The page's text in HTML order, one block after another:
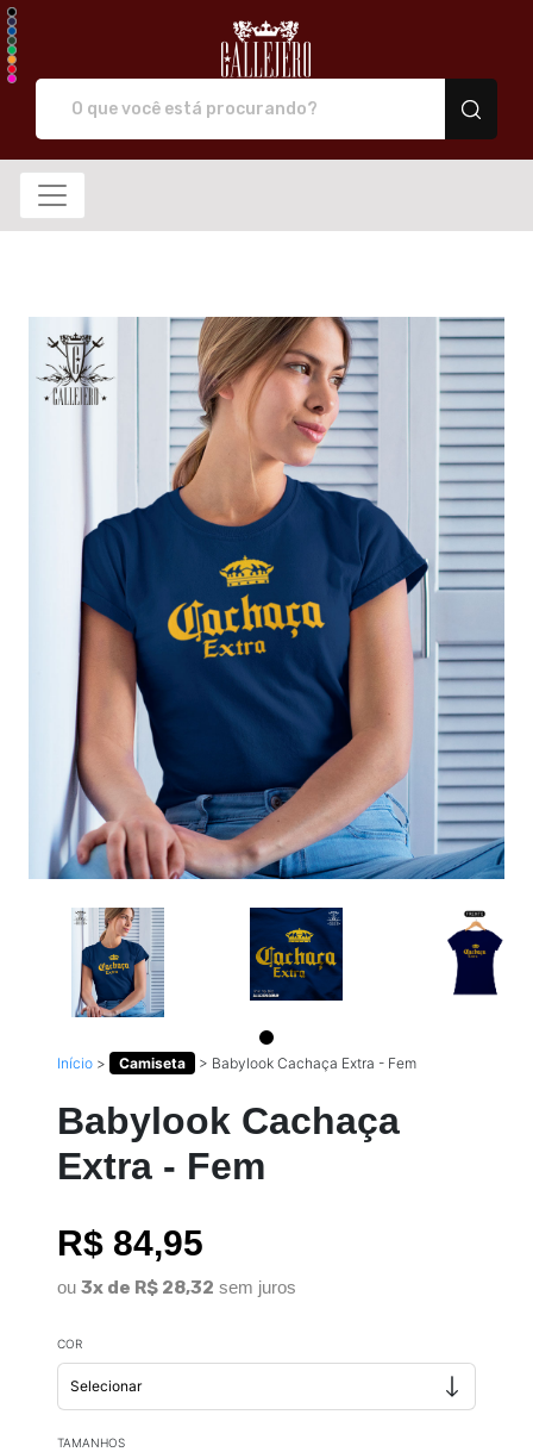
Início > Camiseta > Babylook Cachaça Extra - Fem
Babylook Cachaça
Extra - Fem
R$ 84,95
ou 3x de R$ 28,32 sem juros
COR
TAMANHOS